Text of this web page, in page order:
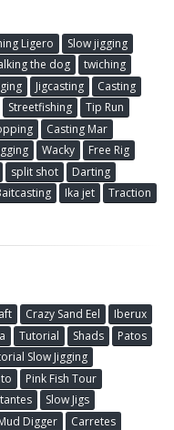
Ligero
Slow jigging
the dog
twiching
Jigcasting
Casting
Streetfishing
Tip Run
Casting Mar
Wacky
Free Rig
split shot
Darting
Ika jet
Traction
Crazy Sand Eel
Iberux
Tutorial Shads
Patos
Slow Jigging
Pink Fish Tour
Slow Jigs
Digger
Carretes